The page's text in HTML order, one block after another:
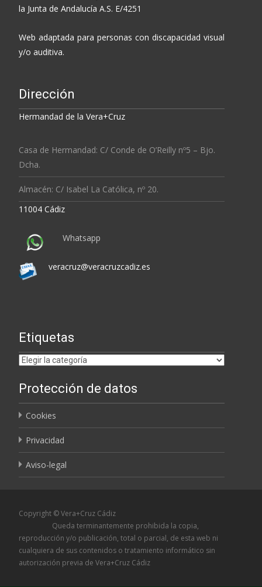
la Junta de Andalucía A.S. E/4251
Web adaptada para personas con discapacidad visual
y/o auditiva.
Dirección
Hermandad de la Vera+Cruz
Casa de Hermandad: C/ Conde de O’Reilly nº5 – Bjo.
Dcha.
Almacén: C/ Isabel La Católica, nº 20.
11004 Cádiz
Whatsapp
veracruz@veracruzcadiz.es
Etiquetas
Etiquetas
Protección de datos
Cookies
Privacidad
Aviso-legal
Copyright © Vera+Cruz Cádiz
Queda terminantemente prohibida la copia,
reproducción y/o publicación, total o parcial, de esta web ni
cualquiera de sus contenidos o tratamiento informático sin
autorización previa de Vera+Cruz Cádiz